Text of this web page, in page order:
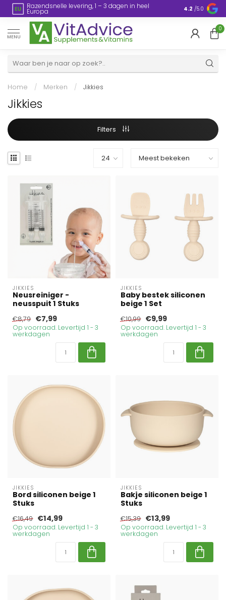
Plasticvrije verpakking 4.2 /5.0
MENU
0
Home / Merken / Jikkies
Jikkies
Filters
JIKKIES
Neusreiniger -
neusspuit 1 Stuks
€8,79 €7,99
Op voorraad. Levertijd 1 - 3
werkdagen
JIKKIES
Baby bestek siliconen
beige 1 Set
€10,99 €9,99
Op voorraad. Levertijd 1 - 3
werkdagen
JIKKIES
Bord siliconen beige 1
Stuks
€16,49 €14,99
Op voorraad. Levertijd 1 - 3
werkdagen
JIKKIES
Bakje siliconen beige 1
Stuks
€15,39 €13,99
Op voorraad. Levertijd 1 - 3
werkdagen